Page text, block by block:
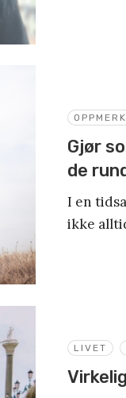
Gjør
de
I en
ikke
LIVET